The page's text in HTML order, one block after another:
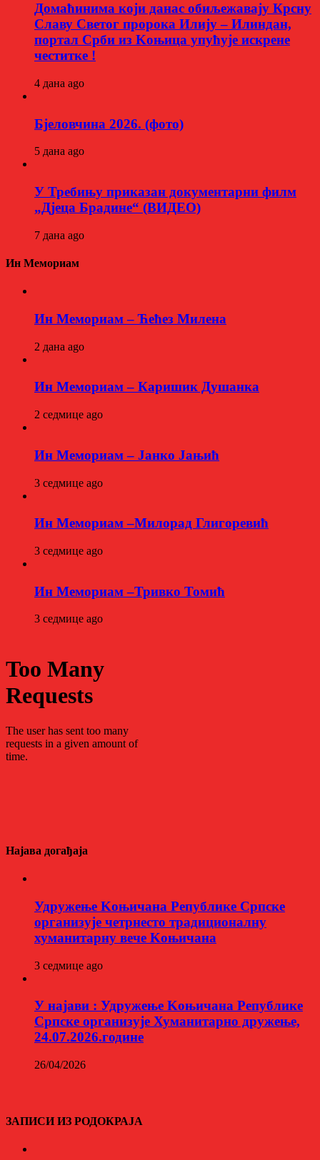
Домаћинима који данас обиљежавају Крсну
Славу Светог пророка Илију – Илиндан,
портал Срби из Kоњица упућује искрене
честитке !
4 дана ago
Бјеловчина 2026. (фото)
5 дана ago
У Требињу приказан документарни филм
„Дјеца Брадине“ (ВИДЕО)
7 дана ago
Ин Мемориам
Ин Мемориам – Ћећез Милена
2 дана ago
Ин Мемориам – Каришик Душанка
2 седмице ago
Ин Мемориам – Јанко Јањић
3 седмице ago
Ин Мемориам –Милорад Глигоревић
3 седмице ago
Ин Мемориам –Тривко Томић
3 седмице ago
Најава догађаја
Удружење Kоњичана Републике Српске
организује четрнесто традиционалну
хуманитарну вече Kоњичана
3 седмице ago
У најави : Удружење Kоњичана Републике
Српске организује Хуманитарно дружење,
24.07.2026.године
26/04/2026
ЗАПИСИ ИЗ РОДОКРАЈА